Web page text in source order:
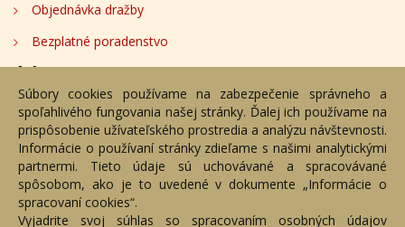
Objednávka dražby
Bezplatné poradenstvo
Adresa
Nižný Hrušov 333, 094 22, Slovenská republika
+421 905 356 921
+421 905 959 101
dartesro@dartesro.sk
Súbory cookies používame na zabezpečenie správneho a
spoľahlivého fungovania našej stránky. Ďalej ich používame na
prispôsobenie užívateľského prostredia a analýzu návštevnosti.
Informácie o používaní stránky zdieľame s našimi analytickými
partnermi. Tieto údaje sú uchovávané a spracovávané
spôsobom, ako je to uvedené v dokumente „Informácie o
spracovaní cookies“.
Vyjadrite svoj súhlas so spracovaním osobných údajov